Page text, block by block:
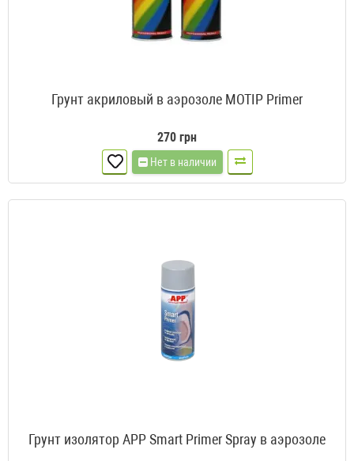
Грунт акриловый в аэрозоле MOTIP Primer
270 грн
Нет в наличии
Грунт изолятор APP Smart Primer Spray в аэрозоле